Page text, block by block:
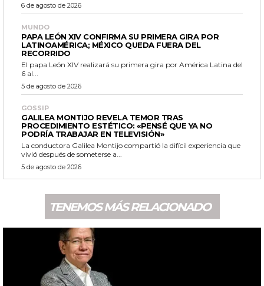
6 de agosto de 2026
MUNDO
PAPA LEÓN XIV CONFIRMA SU PRIMERA GIRA POR
LATINOAMÉRICA; MÉXICO QUEDA FUERA DEL
RECORRIDO
El papa León XIV realizará su primera gira por América Latina del
6 al...
5 de agosto de 2026
GOSSIP
GALILEA MONTIJO REVELA TEMOR TRAS
PROCEDIMIENTO ESTÉTICO: «PENSÉ QUE YA NO
PODRÍA TRABAJAR EN TELEVISIÓN»
La conductora Galilea Montijo compartió la difícil experiencia que
vivió después de someterse a...
5 de agosto de 2026
TENEMOS MÁS RELACIONADO